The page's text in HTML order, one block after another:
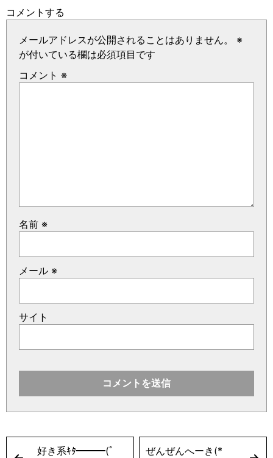
コメントする
メールアドレスが公開されることはありません。
※
が付いている欄は必須項目です
コメント ※
名前 ※
メール ※
サイト
好き系ｷﾀ━━━(ﾟ
ぜんぜんへーき(*